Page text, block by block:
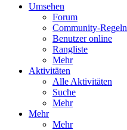
Umsehen
Forum
Community-Regeln
Benutzer online
Rangliste
Mehr
Aktivitäten
Alle Aktivitäten
Suche
Mehr
Mehr
Mehr